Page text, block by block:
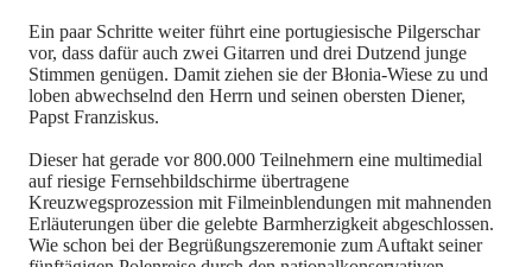
Ein paar Schritte weiter führt eine portugiesische Pilgerschar
vor, dass dafür auch zwei Gitarren und drei Dutzend junge
Stimmen genügen. Damit ziehen sie der Błonia-Wiese zu und
loben abwechselnd den Herrn und seinen obersten Diener,
Papst Franziskus.
Dieser hat gerade vor 800.000 Teilnehmern eine multimedial
auf riesige Fernsehbildschirme übertragene
Kreuzwegsprozession mit Filmeinblendungen mit mahnenden
Erläuterungen über die gelebte Barmherzigkeit abgeschlossen.
Wie schon bei der Begrüßungszeremonie zum Auftakt seiner